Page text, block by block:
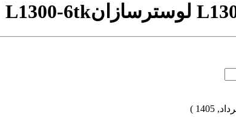
L1300-6tk